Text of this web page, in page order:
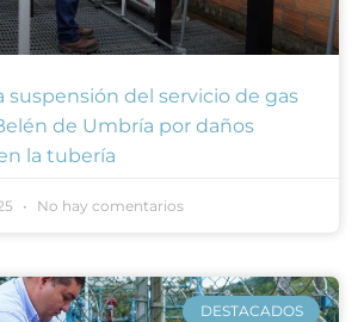
suspensión del servicio de gas
de Umbría por daños
la tubería
No hay comentarios
DESTACADOS